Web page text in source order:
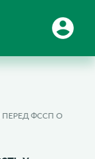
ФССП О